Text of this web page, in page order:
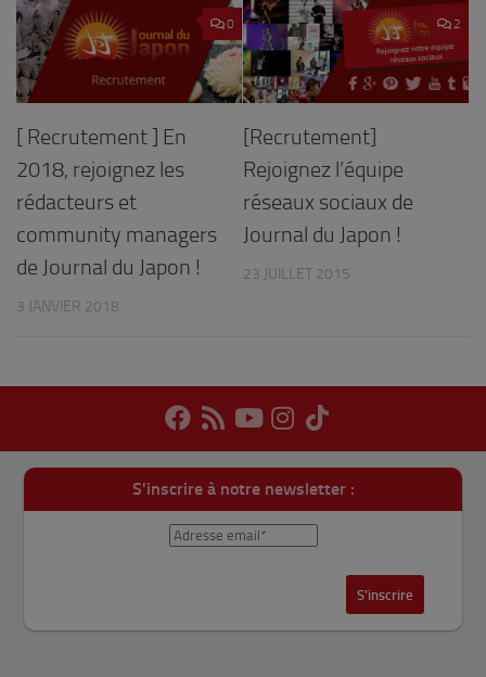
0
[ Recrutement ] En
2018, rejoignez les
rédacteurs et
community managers
de Journal du Japon !
3 JANVIER 2018
2
[Recrutement]
Rejoignez l’équipe
réseaux sociaux de
Journal du Japon !
23 JUILLET 2015
S'inscrire à notre newsletter :